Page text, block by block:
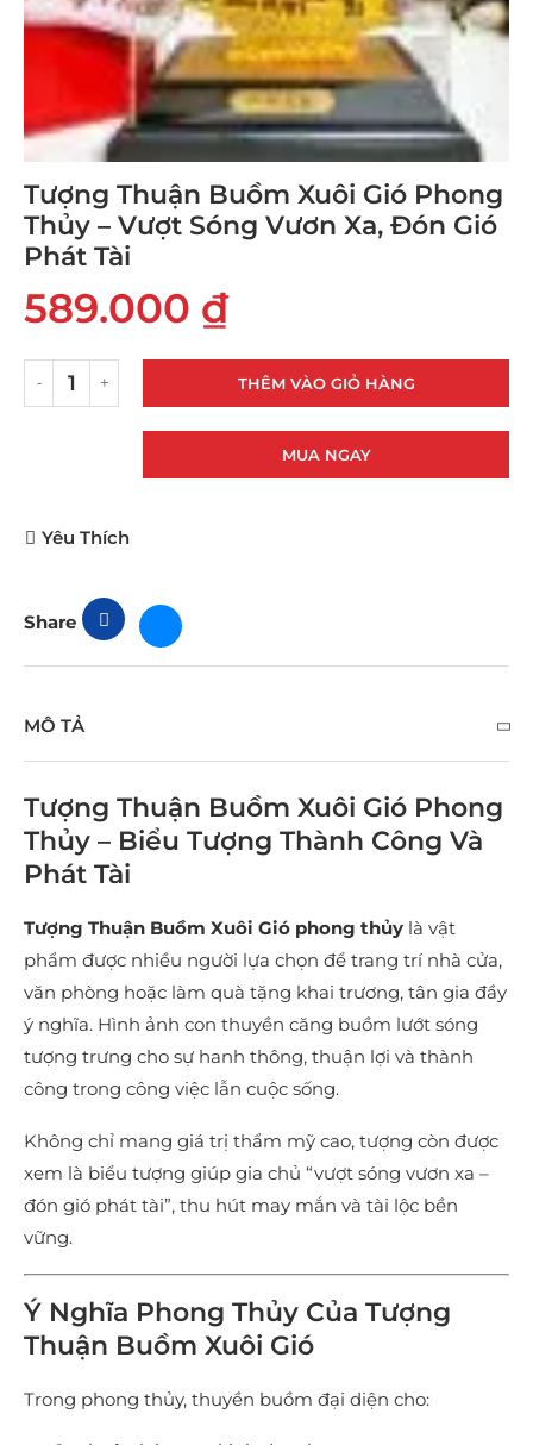
Tượng Thuận Buồm Xuôi Gió Phong
Thủy – Vượt Sóng Vươn Xa, Đón Gió
Phát Tài
589.000 ₫
THÊM VÀO GIỎ HÀNG
MUA NGAY
Yêu Thích
Share
MÔ TẢ
Tượng Thuận Buồm Xuôi Gió Phong
Thủy – Biểu Tượng Thành Công Và
Phát Tài
Tượng Thuận Buồm Xuôi Gió phong thủy là vật
phẩm được nhiều người lựa chọn để trang trí nhà cửa,
văn phòng hoặc làm quà tặng khai trương, tân gia đầy
ý nghĩa. Hình ảnh con thuyền căng buồm lướt sóng
tượng trưng cho sự hanh thông, thuận lợi và thành
công trong công việc lẫn cuộc sống.
Không chỉ mang giá trị thẩm mỹ cao, tượng còn được
xem là biểu tượng giúp gia chủ “vượt sóng vươn xa –
đón gió phát tài”, thu hút may mắn và tài lộc bền
vững.
Ý Nghĩa Phong Thủy Của Tượng
Thuận Buồm Xuôi Gió
Trong phong thủy, thuyền buồm đại diện cho: